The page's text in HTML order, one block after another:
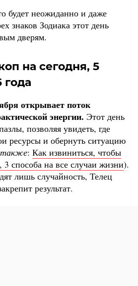
будет неожиданно и даже
знаков Зодиака этот день
дверям.
на сегодня, 5
года
открывает поток
энергии. Этот день
позволяя увидеть, где
ресурсы и обернуть ситуацию
: Как извиниться, чтобы
3 способа на все случаи жизни).
лишь случайность, Телец
результат.